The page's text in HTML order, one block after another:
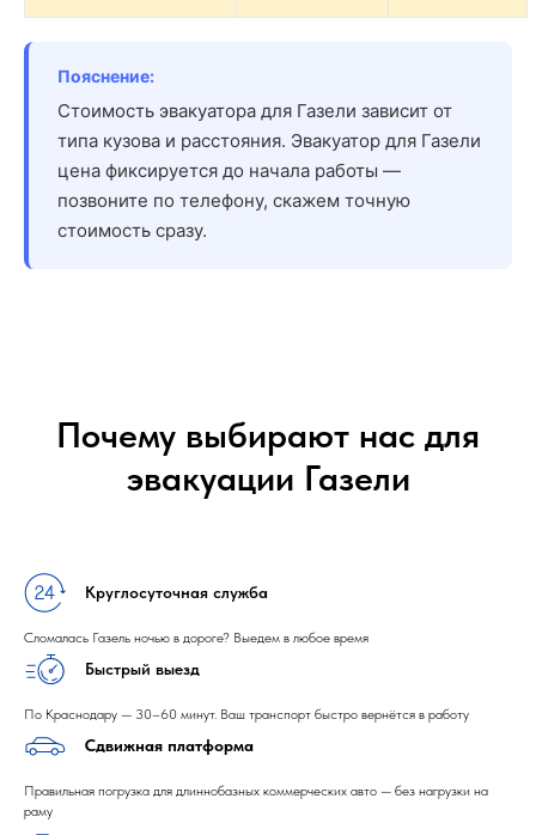
Пояснение:
Стоимость эвакуатора для Газели зависит от
типа кузова и расстояния. Эвакуатор для Газели
цена фиксируется до начала работы —
позвоните по телефону, скажем точную
стоимость сразу.
Почему выбирают нас для
эвакуации Газели
Круглосуточная служба
Сломалась Газель ночью в дороге? Выедем в любое время
Быстрый выезд
По Краснодару — 30–60 минут. Ваш транспорт быстро вернётся в работу
Сдвижная платформа
Правильная погрузка для длиннобазных коммерческих авто — без нагрузки на
раму